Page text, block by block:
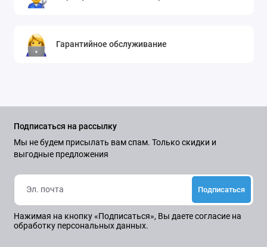
Гарантийное обслуживание
Подписаться на рассылку
Мы не будем присылать вам спам. Только скидки и
выгодные предложения
Подписаться
Нажимая на кнопку «Подписаться», Вы даетесогласие на
обработку персональных данных.